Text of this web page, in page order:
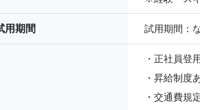
用期間 試用期間：
・正社員登
・昇給制度
・交通費規